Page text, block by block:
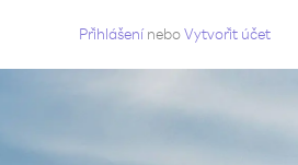
Přihlášení neboVytvořit účet